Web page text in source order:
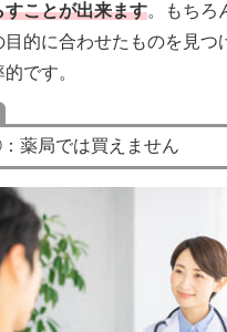
すことが出来ます。もちろ
目的に合わせたものを見つ
です。
薬局では買えません